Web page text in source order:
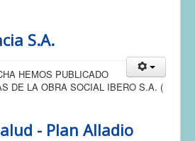
S.A.
HEMOS PUBLICADO
DE LA OBRA SOCIAL IBERO S.A. (
- Plan Alladio